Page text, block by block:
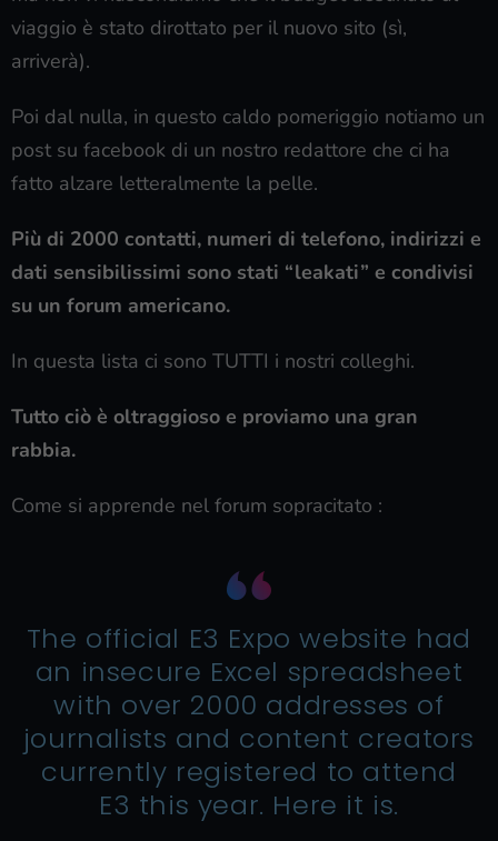
viaggio è stato dirottato per il nuovo sito (sì,
arriverà).
Poi dal nulla, in questo caldo pomeriggio notiamo un
post su facebook di un nostro redattore che ci ha
fatto alzare letteralmente la pelle.
Più di 2000 contatti, numeri di telefono, indirizzi e
dati sensibilissimi sono stati “leakati” e condivisi
su un forum americano.
In questa lista ci sono TUTTI i nostri colleghi.
Tutto ciò è oltraggioso e proviamo una gran
rabbia.
Come si apprende nel forum sopracitato :
The official E3 Expo website had
an insecure Excel spreadsheet
with over 2000 addresses of
journalists and content creators
currently registered to attend
E3 this year. Here it is.